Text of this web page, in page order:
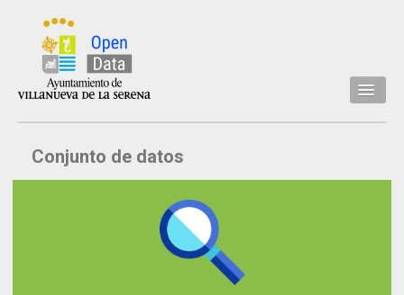
Inicio
Datos
Conjunto de datos